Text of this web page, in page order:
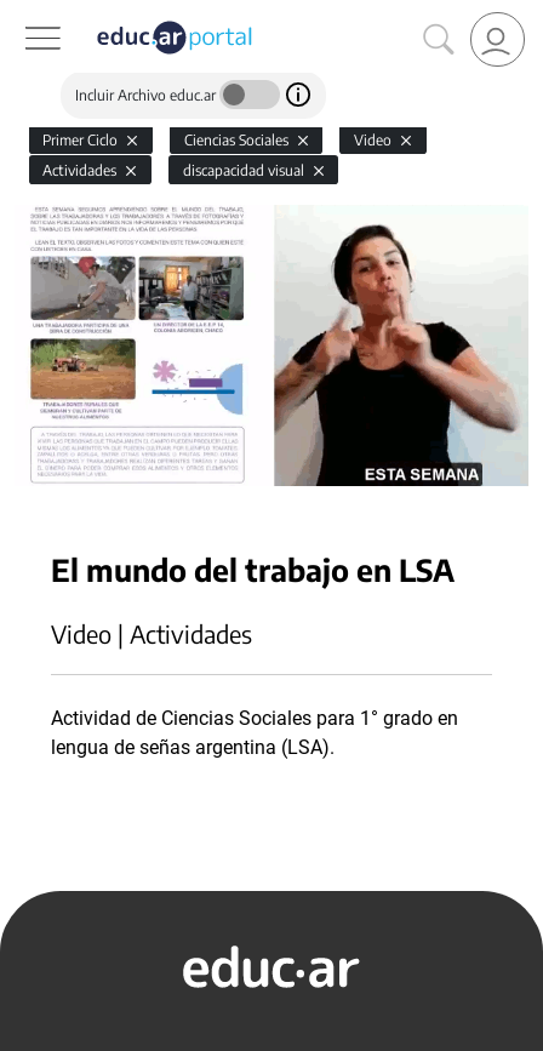
Incluir Archivo educ.ar
Primer Ciclo Ciencias Sociales
Video
Actividades
discapacidad visual
El mundo del trabajo en LSA
Video | Actividades
Actividad de Ciencias Sociales para 1° grado en
lengua de señas argentina (LSA).